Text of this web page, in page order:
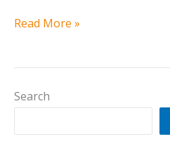
Cooperação
em
cibersegurança
Read More »
Search